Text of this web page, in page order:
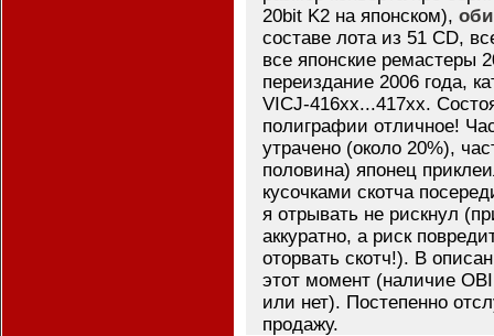
20bit K2 на японском),
составе лота из 51 CD,
все японские ремастеры
переиздание 2006 года,
VICJ-416хх...417хх.
полиграфии отличное!
утрачено (около 20%),
половина) японец
кусочками скотча
я отрывать не рискнул
аккуратно, а риск
оторвать скотч!). В
этот момент (наличие
или нет). Постепенно
продажу.